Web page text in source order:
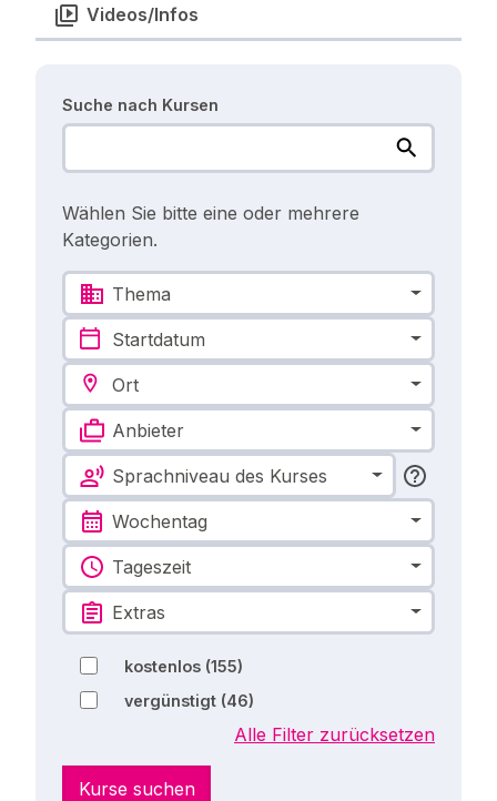
Videos/Infos
Suche nach Kursen
Wählen Sie bitte eine oder mehrere
Kategorien.
Thema
Startdatum
Ort
Anbieter
Sprachniveau des Kurses
Wochentag
Tageszeit
Extras
kostenlos (155)
vergünstigt (46)
Alle Filter zurücksetzen
Kurse suchen